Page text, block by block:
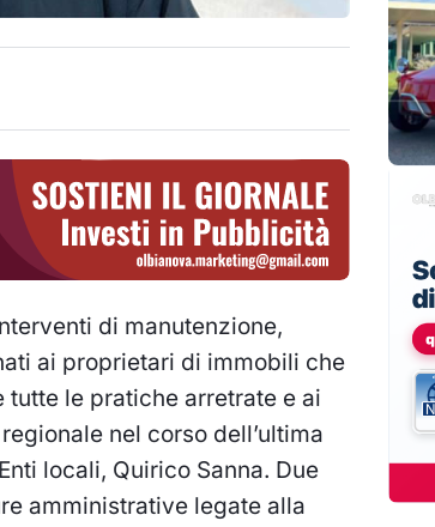
di manutenzione,
ai proprietari di immobili che
le pratiche arretrate e ai
nel corso dell’ultima
locali, Quirico Sanna. Due
amministrative legate alla